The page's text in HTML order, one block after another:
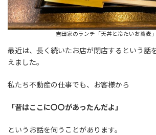
吉田家のランチ「天丼と冷たいお蕎麦
最近は、長く続いたお店が閉店するという話
えました。
私たち不動産の仕事でも、お客様から
「昔はここに〇〇があったんだよ」
というお話を伺うことがあります。